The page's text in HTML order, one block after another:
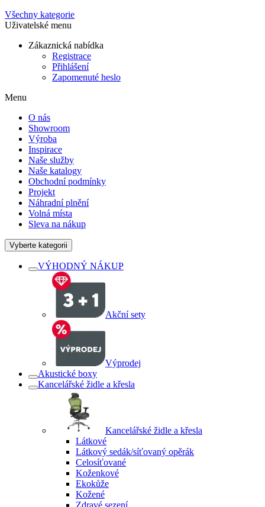
Všechny kategorie
Uživatelské menu
Zákaznická nabídka
Registrace
Přihlášení
Zapomenuté heslo
Menu
O nás
Showroom
Výroba
Inspirace
Naše služby
Naše katalogy
Obchodní podmínky
Projekt
Náhradní plnění
Volná místa
Sleva na nákup
Vyberte kategorii
VÝHODNÝ NÁKUP
Akční sety
Výprodej
Akustické boxy
Kancelářské židle a křesla
Kancelářské židle a křesla
Látkové
Látkový sedák/síťovaný opěrák
Celosíťované
Koženkové
Ekokůže
Kožené
Zdravé sezení